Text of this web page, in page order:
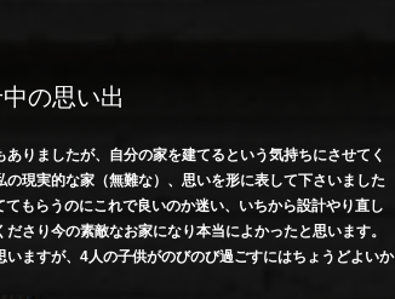
の思い出
りましたが、自分の家を建てるという気持ちにさせてく
現実的な家（無難な）、思いを形に表して下さいました
もらうのにこれで良いのか迷い、いちから設計やり直し
さり今の素敵なお家になり本当によかったと思います。
いますが、4人の子供がのびのび過ごすにはちょうどよいか